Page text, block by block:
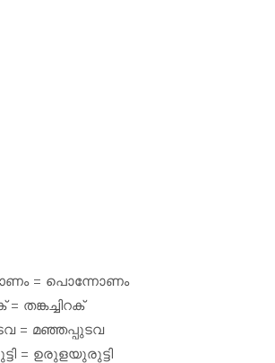
= പൊന്നോണം
= തങ്കച്ചിറക്
= മഞ്ഞപ്പുടവ
= ഉരുളയുരുട്ടി